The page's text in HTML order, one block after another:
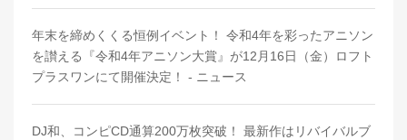
年末を締めくくる恒例イベント！ 令和4年を彩ったアニソン
を讃える『令和4年アニソン大賞』が12月16日（金）ロフト
プラスワンにて開催決定！ - ニュース
DJ和、コンピCD通算200万枚突破！ 最新作はリバイバルブ